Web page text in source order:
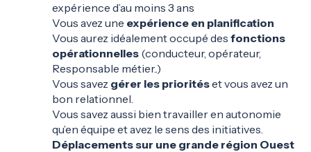
expérience d’au moins 3 ans
Vous avez une expérience en planification
Vous aurez idéalement occupé des fonctions
opérationnelles (conducteur, opérateur,
Responsable métier..)
Vous savez gérer les prioritéset vous avez un
bon relationnel.
Vous savez aussi bien travailler en autonomie
qu’en équipe et avez le sens des initiatives.
Déplacements sur une grande région Ouest